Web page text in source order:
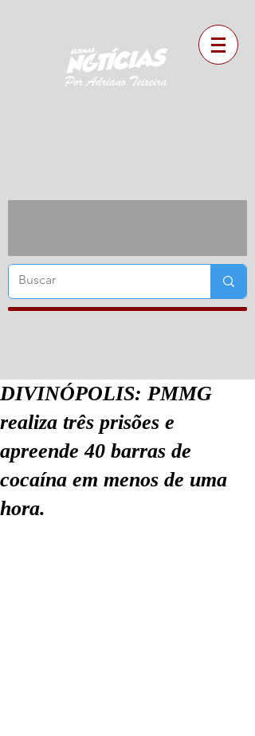
DIVINÓPOLIS: PMMG
realiza três prisões e
apreende 40 barras de
cocaína em menos de uma
hora.